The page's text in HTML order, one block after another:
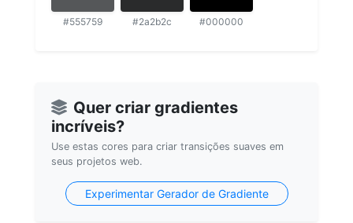
#555759 #2a2b2c #000000
Quer criar gradientes
incríveis?
Use estas cores para criar transições suaves em
seus projetos web.
Experimentar Gerador de Gradiente